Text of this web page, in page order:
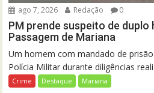
ago 7, 2026 Redação 0
PM prende suspeito de duplo
Passagem de Mariana
Um homem com mandado de
Polícia Militar durante diligências
Crime Destaque Mariana